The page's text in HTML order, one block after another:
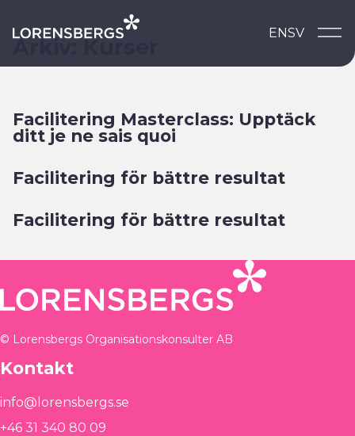
Main Navigation ENSV
Arkiv:Kurser
Facilitering Masterclass: Upptäck
ditt je ne sais quoi
Facilitering för bättre resultat
Facilitering för bättre resultat
© Lorensbergs Organisationskonsulter AB
Kontakt
info@lorensbergs.se
+46 31 340 80 09